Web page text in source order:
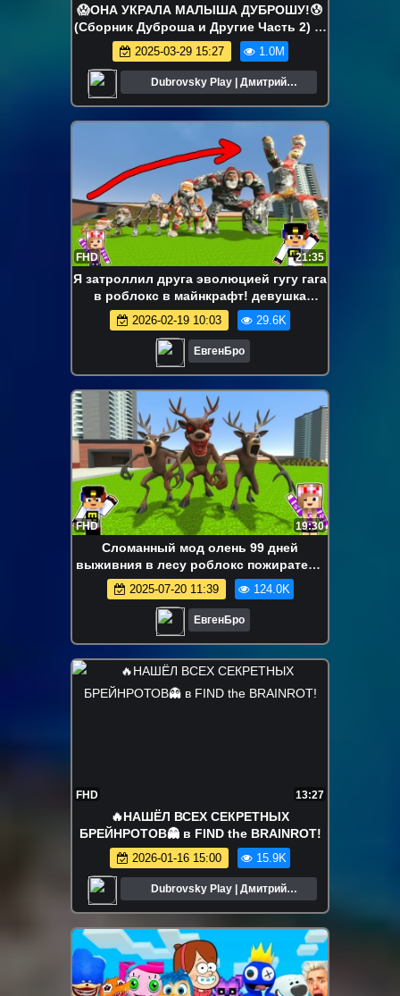
😱ОНА УКРАЛА МАЛЫША ДУБРОШУ!😰
(Сборник Дуброша и Другие Часть 2) ►
ROBLOX (Роблокс)
2025-03-29 15:27 1.0M
Dubrovsky Play | Дмитрий
Дубровский
FHD 21:35
Я затроллил друга эволюцией гугу гага
в роблокс в майнкрафт! девушка
новичок видео minecraft
2026-02-19 10:03 29.6K
ЕвгенБро
FHD 19:30
Сломанный мод олень 99 дней
выживния в лесу роблокс пожиратель
в майнкрафт! Девушка новичок видео
minecraft
2025-07-20 11:39 124.0K
ЕвгенБро
FHD 13:27
🔥НАШЁЛ ВСЕХ СЕКРЕТНЫХ
БРЕЙНРОТОВ👻 в FIND the BRAINROT!
2026-01-16 15:00 15.9K
Dubrovsky Play | Дмитрий
Дубровский